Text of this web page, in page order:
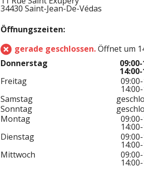
34430 Saint-Jean-De-Védas
Öffnungszeiten:
gerade geschlossen.Öffnet um
Donnerstag
Freitag
Samstag
Sonntag
Montag
Dienstag
Mittwoch